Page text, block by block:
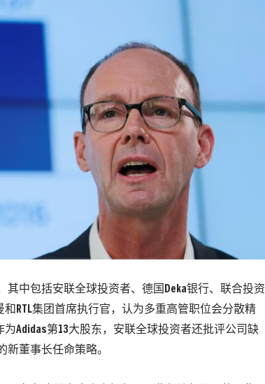
其中包括安联全球投资者、德国Deka银行、联合投资
和RTL集团首席执行官，认为多重高管职位会分散精
Adidas第13大股东，安联全球投资者还批评公司缺
新董事长任命策略。